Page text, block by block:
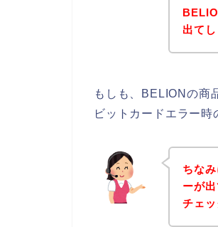
出て
もしも、BELIONの商
ビットカードエラー時
ちな
ーが
チェ